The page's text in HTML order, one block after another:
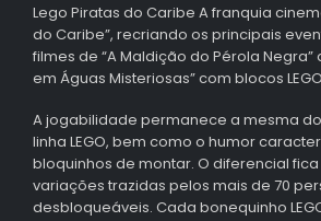
Lego Piratas do Caribe A franquia
do Caribe”, recriando os principais
filmes de “A Maldição do Pérola Negra”
em Águas Misteriosas” com blocos
A jogabilidade permanece a mesma
linha LEGO, bem como o humor
bloquinhos de montar. O diferencial
variações trazidas pelos mais de 70
desbloqueáveis. Cada bonequinho